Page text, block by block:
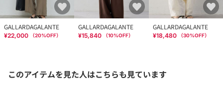
GALLARDAGALANTE
¥22,000 （20%OFF）
GALLARDAGALANTE
¥15,840 （10%OFF）
GALLARDAGALANTE
¥18,480 （30%OFF）